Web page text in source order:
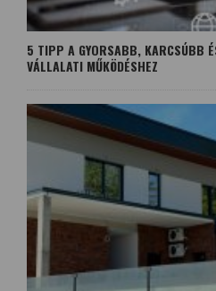
5 TIPP A GYORSABB, KARCSÚBB
VÁLLALATI MŰKÖDÉSHEZ